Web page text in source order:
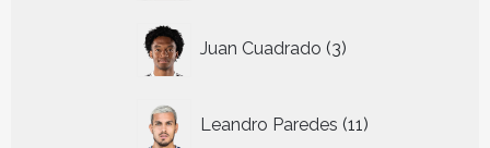
Juan Cuadrado 3
producten
Leandro Paredes 11
producten